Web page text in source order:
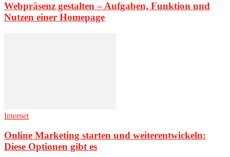
Webpräsenz gestalten – Aufgaben, Funktion und
Nutzen einer Homepage
Internet
Online Marketing starten und weiterentwickeln:
Diese Optionen gibt es